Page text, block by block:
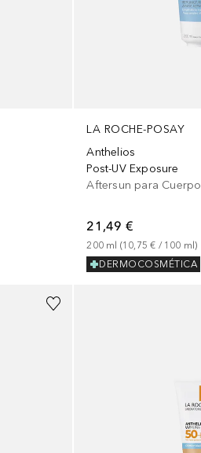
LA ROCHE-POSAY
Anthelios
Post-UV Exposure
Aftersun para Cuerpo
21,49 €
200 ml (10,75 € / 100 ml)
DERMOCOSMÉTICA